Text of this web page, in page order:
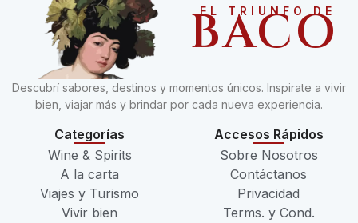
EL TRIUNFO DE
BACO
Descubrí sabores, destinos y momentos únicos. Inspirate a vivir
bien, viajar más y brindar por cada nueva experiencia.
Categorías
Wine & Spirits
A la carta
Viajes y Turismo
Vivir bien
Accesos Rápidos
Sobre Nosotros
Contáctanos
Privacidad
Terms. y Cond.